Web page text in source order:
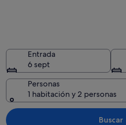
Entrada
6 sept
Personas
1 habitación y 2 personas
Buscar